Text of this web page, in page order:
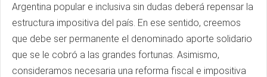
Argentina popular e inclusiva sin dudas deberá repensar la
estructura impositiva del país. En ese sentido, creemos
que debe ser permanente el denominado aporte solidario
que se le cobró a las grandes fortunas. Asimismo,
consideramos necesaria una reforma fiscal e impositiva